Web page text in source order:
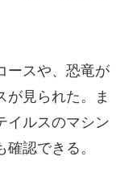
ースや、恐竜が
見られた。ま
イルスのマシン
認できる。